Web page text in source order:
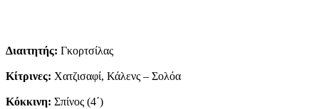
Διαιτητής: Γκορτσίλας
Κίτρινες: Χατζισαφί, Κάλενς – Σολόα
Κόκκινη: Σπίνος (4΄)